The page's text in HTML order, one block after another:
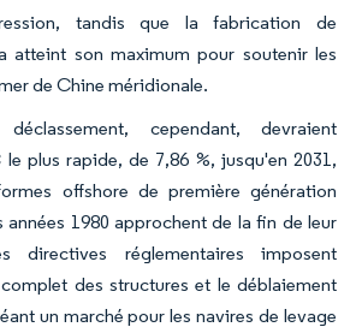
tandis que la fabrication de
atteint son maximum pour soutenir les
de Chine méridionale.
cependant, devraient
plus rapide, de 7,86 %, jusqu'en 2031,
offshore de première génération
années 1980 approchent de la fin de leur
réglementaires imposent
des structures et le déblaiement
un marché pour les navires de levage